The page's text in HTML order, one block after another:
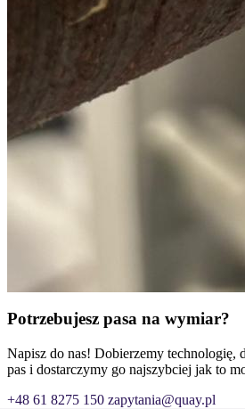
Potrzebujesz pasa na wymiar?
Napisz do nas! Dobierzemy technologię,
pas i dostarczymy go najszybciej jak to
+48 61 8275 150 zapytania@quay.pl